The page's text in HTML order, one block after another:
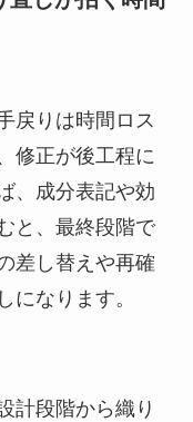
戻りは時間ロス
修正が後工程に
、成分表記や効
と、最終段階で
差し替えや再確
になります。
計段階から織り